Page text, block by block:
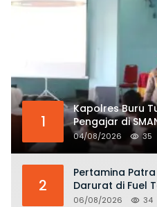
1
Kapolres Buru
Pengajar di
Hukum dan Stop
04/08/2026 35
2
Pertamina
Darurat di Fuel
Risiko
06/08/2026 34